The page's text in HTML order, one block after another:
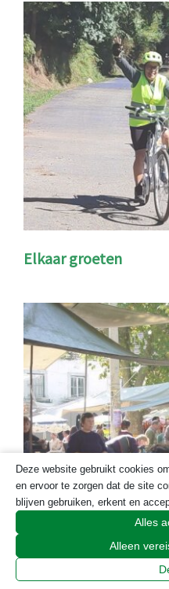
Elkaar groeten
Portugees-
Deze website gebruikt cookies
en ervoor te zorgen dat de site
blijven gebruiken, erkent en
Alles
Alleen